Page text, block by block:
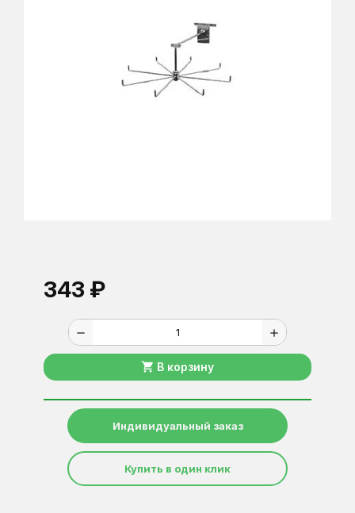
343 ₽
remove add
shopping_cart В корзину
Индивидуальный заказ
Купить в один клик